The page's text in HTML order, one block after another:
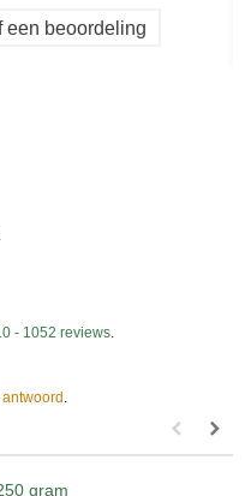
een beoordeling
- 1052 reviews.
antwoord .
gram